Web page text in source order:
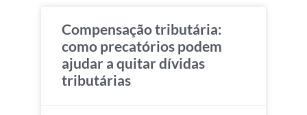
Compensação tributária:
como precatórios podem
ajudar a quitar dívidas
tributárias